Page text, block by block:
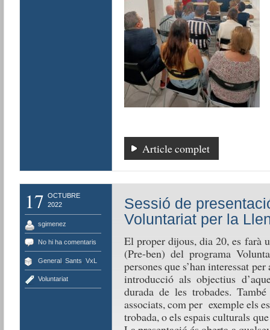
Article complet
17 OCTUBRE
2022
sgimenez
No hi ha comentaris
General, Sants VxL
Voluntariat
Sessió de
Voluntariat per la
El proper dijous, dia 20, es farà
(Pre-ben) del programa
persones que s’han interessat
introducció als objectius
durada de les trobades.
associats, com per exemple els
trobada, o els espais culturals